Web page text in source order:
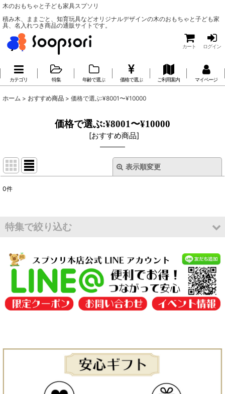
木のおもちゃと子ども家具スプソリ
積み木、ままごと、知育玩具などオリジナルデザインの木のおもちゃと子ども家
具、名入れつき商品の通販サイトです。
カート ログイン
カテゴリ 特集 年齢で選ぶ 価格で選ぶ ご利用案内 マイページ
ホーム > おすすめ商品 > 価格で選ぶ:¥8001〜¥10000
価格で選ぶ:¥8001〜¥10000
[おすすめ商品]
表示順変更
並び順:
0件
特集で絞り込む
在庫一斉セール
アウトレット
出産祝いにおすすめ
1歳におすすめ